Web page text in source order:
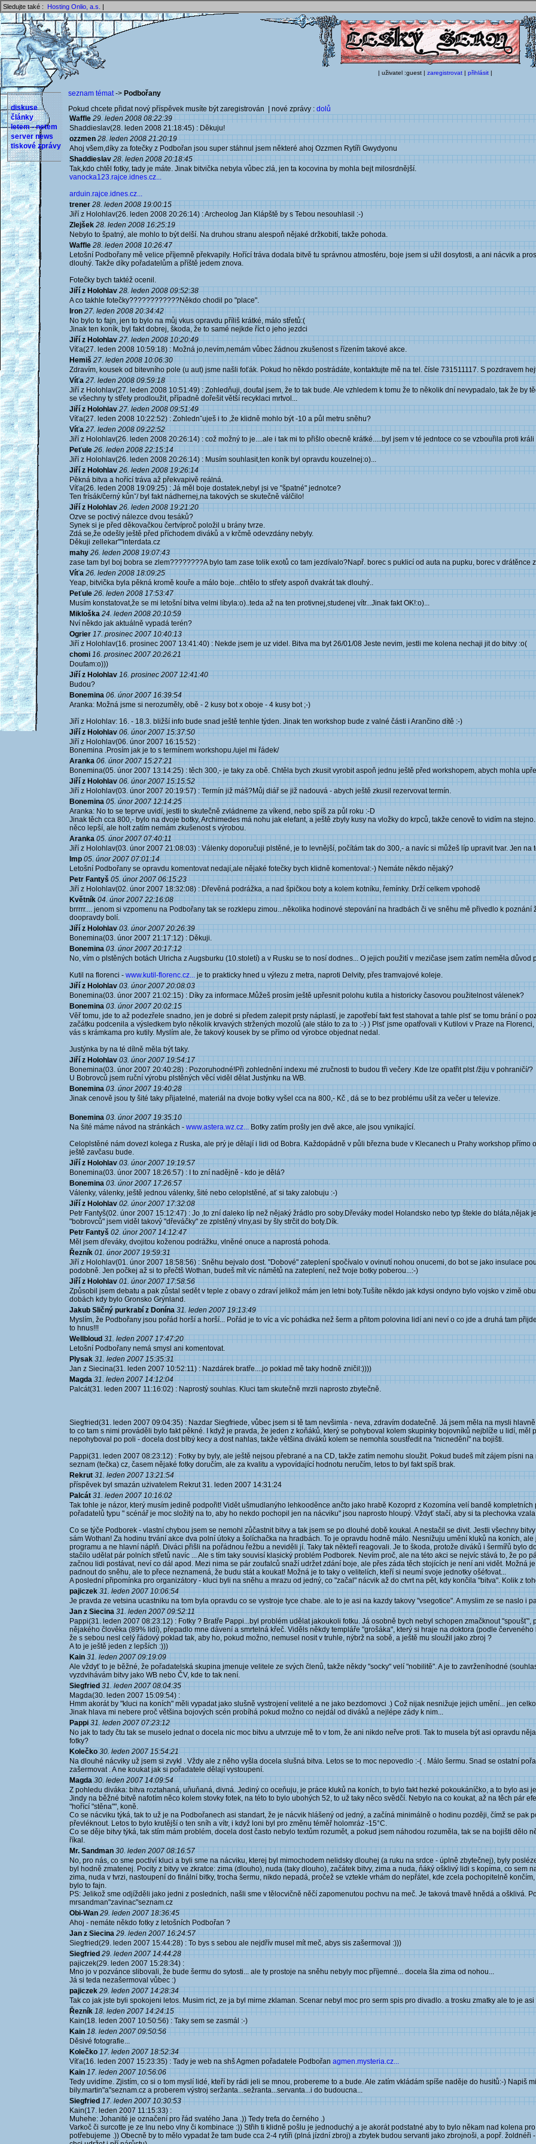
Sledujte také : Hosting Onlio, a.s. |
| uživatel :guest | zaregistrovat | přihlásit |
diskuse
články
letem - netem
server news
tiskové zprávy
seznam témat-> Podbořany
Pokud chcete přidat nový příspěvek musíte být zaregistrován | nové zprávy : dolů
Waffle 29. leden 2008 08:22:39
Shaddieslav(28. leden 2008 21:18:45) : Děkuju!
ozzmen 28. leden 2008 21:20:19
Ahoj všem,díky za fotečky z Podbořan jsou super stáhnul jsem některé ahoj Ozzmen Rytíři Gwydyonu
Shaddieslav 28. leden 2008 20:18:45
Tak,kdo chtěl fotky, tady je máte. Jinak bitvička nebyla vůbec zlá, jen ta kocovina by mohla bejt milosrdnější.
vanocka123.rajce.idnes.cz...
arduin.rajce.idnes.cz...
trener 28. leden 2008 19:00:15
Jiří z Holohlav(26. leden 2008 20:26:14) : Archeolog Jan Klápště by s Tebou nesouhlasil :-)
Zlejšek 28. leden 2008 16:25:19
Nebylo to špatný, ale mohlo to být delší. Na druhou stranu alespoň nějaké držkobití, takže pohoda.
Waffle 28. leden 2008 10:26:47
Letošní Podbořany mě velice příjemně překvapily. Hořící tráva dodala bitvě tu správnou atmosféru, boje jsem si užil dosytosti, a ani nácvik a
dlouhý. Takže díky pořadatelům a příště jedem znova.
Fotečky bych taktéž ocenil.
Jiří z Holohlav 28. leden 2008 09:52:38
A co takhle fotečky????????????Někdo chodil po "place".
Iron 27. leden 2008 20:34:42
No bylo to fajn, jen to bylo na můj vkus opravdu příliš krátké, málo střetů:(
Jinak ten koník, byl fakt dobrej, škoda, že to samé nejkde říct o jeho jezdci
Jiří z Holohlav 27. leden 2008 10:20:49
Víťa(27. leden 2008 10:59:18) : Možná jo,nevím,nemám vůbec žádnou zkušenost s řízením takové akce.
Hemiš 27. leden 2008 10:06:30
Zdravím, kousek od bitevního pole (u aut) jsme našli foťák. Pokud ho někdo postrádáte, kontaktujte mě na tel. čísle 731511117. S pozdravem
Víťa 27. leden 2008 09:59:18
Jiří z Holohlav(27. leden 2008 10:51:49) : Zohledňuji, doufal jsem, že to tak bude. Ale vzhledem k tomu že to několik dní nevypadalo, tak že by
se všechny ty střety prodloužit, případně dořešit větší recyklaci mrtvol...
Jiří z Holohlav 27. leden 2008 09:51:49
Víťa(27. leden 2008 10:22:52) : Zohlednˇuješ i to ,že klidně mohlo být -10 a půl metru sněhu?
Víťa 27. leden 2008 09:22:52
Jiří z Holohlav(26. leden 2008 20:26:14) : což možný to je....ale i tak mi to přišlo obecně krátké.....byl jsem v té jedntoce co se vzbouřila proti králi
Peťule 26. leden 2008 22:15:14
Jiří z Holohlav(26. leden 2008 20:26:14) : Musím souhlasit,ten koník byl opravdu kouzelnej:o)...
Jiří z Holohlav 26. leden 2008 19:26:14
Pěkná bitva a hořící tráva až překvapivě reálná.
Víťa(26. leden 2008 19:09:25) : Já měl boje dostatek,nebyl jsi ve "špatné" jednotce?
Ten frísák/černý kůnˇ/ byl fakt nádhernej,na takových se skutečně válčilo!
Jiří z Holohlav 26. leden 2008 19:21:20
Ozve se poctivý nálezce dvou tesáků?
Synek si je před děkovačkou čertvíproč položil u brány tvrze.
Zdá se,že odešly ještě před příchodem diváků a v krčmě odevzdány nebyly.
Děkuji zellekar""interdata.cz
mahy 26. leden 2008 19:07:43
zase tam byl boj bobra se zlem????????A bylo tam zase tolik exotů co tam jezdívalo?Např. borec s puklicí od auta na pupku, borec v drátěnce
Víťa 26. leden 2008 18:09:25
Yeap, bitvička byla pěkná kromě kouře a málo boje...chtělo to střety aspoň dvakrát tak dlouhý..
Peťule 26. leden 2008 17:53:47
Musím konstatovat,že se mi letošní bitva velmi líbyla:o)..teda až na ten protivnej,studenej vítr...Jinak fakt OK!:o)...
Mikloška 24. leden 2008 20:10:59
Nví někdo jak aktuálně vypadá terén?
Ogrier 17. prosinec 2007 10:40:13
Jiří z Holohlav(16. prosinec 2007 13:41:40) : Nekde jsem je uz videl. Bitva ma byt 26/01/08 Jeste nevim, jestli me kolena nechaji jit do bitvy :o(
chomi 16. prosinec 2007 20:26:21
Doufam:o)))
Jiří z Holohlav 16. prosinec 2007 12:41:40
Budou?
Bonemina 06. únor 2007 16:39:54
Aranka: Možná jsme si nerozuměly, obě - 2 kusy bot x oboje - 4 kusy bot ;-)
Jiří z Holohlav: 16. - 18.3. bližší info bude snad ještě tenhle týden. Jinak ten workshop bude z valné části i Arančino dítě :-)
Jiří z Holohlav 06. únor 2007 15:37:50
Jiří z Holohlav(06. únor 2007 16:15:52) :
Bonemina .Prosím jak je to s termínem workshopu./ujel mi řádek/
Aranka 06. únor 2007 15:27:21
Bonemina(05. únor 2007 13:14:25) : těch 300,- je taky za obě. Chtěla bych zkusit vyrobit aspoň jednu ještě před workshopem, abych mohla
Jiří z Holohlav 06. únor 2007 15:15:52
Jiří z Holohlav(03. únor 2007 20:19:57) : Termín již máš?Můj diář se již nadouvá - abych ještě zkusil rezervovat termín.
Bonemina 05. únor 2007 12:14:25
Aranka: No to se teprve uvidí, jestli to skutečně zvládneme za víkend, nebo spíš za půl roku :-D
Jinak těch cca 800,- bylo na dvoje botky, Archimedes má nohu jak elefant, a ještě zbyly kusy na vložky do krpců, takže cenově to vidím na
něco lepší, ale holt zatím nemám zkušenost s výrobou.
Aranka 05. únor 2007 07:40:11
Jiří z Holohlav(03. únor 2007 21:08:03) : Válenky doporučuji plstěné, je to levnější, počítám tak do 300,- a navíc si můžeš líp upravit tvar. Jen na
Imp 05. únor 2007 07:01:14
Letošní Podbořany se opravdu komentovat nedají,ale nějaké fotečky bych klidně komentoval:-) Nemáte někdo nějaký?
Petr Fantyš 05. únor 2007 06:15:23
Jiří z Holohlav(02. únor 2007 18:32:08) : Dřevěná podrážka, a nad špičkou boty a kolem kotníku, řemínky. Drží celkem vpohodě
Květník 04. únor 2007 22:16:08
brrrrr.... jenom si vzpomenu na Podbořany tak se rozklepu zimou...několika hodinové stepování na hradbách či ve sněhu mě přivedlo k poznání
doopravdy bolí.
Jiří z Holohlav 03. únor 2007 20:26:39
Bonemina(03. únor 2007 21:17:12) : Děkuji.
Bonemina 03. únor 2007 20:17:12
No, vím o plstěných botách Ulricha z Augsburku (10.století) a v Rusku se to nosí dodnes... O jejich použití v mezičase jsem zatím neměla důvod
Kutil na florenci - www.kutil-florenc.cz... je to prakticky hned u výlezu z metra, naproti Delvity, přes tramvajové koleje.
Jiří z Holohlav 03. únor 2007 20:08:03
Bonemina(03. únor 2007 21:02:15) : Díky za informace.Můžeš prosím ještě upřesnit polohu kutila a historicky časovou použitelnost válenek?
Bonemina 03. únor 2007 20:02:15
Věř tomu, jde to až podezřele snadno, jen je dobré si předem zalepit prsty náplastí, je zapotřebí fakt fest stahovat a tahle plsť se tomu brání o
začátku podcenila a výsledkem bylo několik krvavých stržených mozolů (ale stálo to za to :-) ) Plsť jsme opatřovali v Kutilovi v Praze na
vás s krámkama pro kutily. Myslím ale, že takový kousek by se přímo od výrobce objednat nedal.
Justýnka by na té dílně měla být taky.
Jiří z Holohlav 03. únor 2007 19:54:17
Bonemina(03. únor 2007 20:40:28) : Pozoruhodné!Při zohlednění indexu mé zručnosti to budou tři večery .Kde lze opatřit plst /žiju v pohraničí/?
U Bobrovců jsem ruční výrobu plstěných věcí viděl dělat Justýnku na WB.
Bonemina 03. únor 2007 19:40:28
Jinak cenově jsou ty šité taky přijatelné, materiál na dvoje botky vyšel cca na 800,- Kč , dá se to bez problému ušít za večer u televize.
Bonemina 03. únor 2007 19:35:10
Na šité máme návod na stránkách - www.astera.wz.cz... Botky zatím prošly jen dvě akce, ale jsou vynikající.
Celoplstěné nám dovezl kolega z Ruska, ale prý je dělají i lidi od Bobra. Každopádně v půli března bude v Klecanech u Prahy workshop přímo
ještě zavčasu bude.
Jiří z Holohlav 03. únor 2007 19:19:57
Bonemina(03. únor 2007 18:26:57) : I to zní nadějně - kdo je dělá?
Bonemina 03. únor 2007 17:26:57
Válenky, válenky, ještě jednou válenky, šité nebo celoplstěné, ať si taky zalobuju :-)
Jiří z Holohlav 02. únor 2007 17:32:08
Petr Fantyš(02. únor 2007 15:12:47) : Jo ,to zní daleko líp než nějaký žrádlo pro soby.Dřeváky model Holandsko nebo typ štekle do bláta,nějak
"bobrovců" jsem viděl takový "dřeváčky" ze zplstěný vlny,asi by šly strčit do boty.Dík.
Petr Fantyš 02. únor 2007 14:12:47
Měl jsem dřeváky, dvojitou koženou podrážku, vlněné onuce a naprostá pohoda.
Řezník 01. únor 2007 19:59:31
Jiří z Holohlav(01. únor 2007 18:58:56) : Sněhu bejvalo dost. "Dobové" zateplení spočívalo v ovinutí nohou onucemi, do bot se jako insulace
podobně. Jen počkej až si to přečtš Wothan, budeš mít víc námětů na zateplení, než tvoje botky poberou...:-)
Jiří z Holohlav 01. únor 2007 17:58:56
Způsobil jsem debatu a pak zůstal sedět v teple z obavy o zdraví jelikož mám jen letni boty.Tušíte někdo jak kdysi ondyno bylo vojsko v zimě
dobách kdy bylo Gronsko Grýnland.
Jakub Sličný purkrabí z Donína 31. leden 2007 19:13:49
Myslím, že Podbořany jsou pořád horší a horší... Pořád je to víc a víc pohádka než šerm a přitom polovina lidí ani neví o co jde a druhá tam
to hnus!!!
Wellbloud 31. leden 2007 17:47:20
Letošní Podbořany nemá smysl ani komentovat.
Plysak 31. leden 2007 15:35:31
Jan z Siecina(31. leden 2007 10:52:11) : Nazdárek bratře....jo poklad mě taky hodně zničil:))))
Magda 31. leden 2007 14:12:04
Palcát(31. leden 2007 11:16:02) : Naprostý souhlas. Kluci tam skutečně mrzli naprosto zbytečně.
Siegfried(31. leden 2007 09:04:35) : Nazdar Siegfriede, vůbec jsem si tě tam nevšimla - neva, zdravím dodatečně. Já jsem měla na mysli
to co tam s nimi prováděli bylo fakt pěkné. I když je pravda, že jeden z koňáků, který se pohyboval kolem skupinky bojovníků nejblíže u lidí, měl
nepohyboval po poli - docela dost blbý kecy a dost nahlas, takže většina diváků kolem se nemohla soustředit na "nicnedění" na bojišti.
Pappi(31. leden 2007 08:23:12) : Fotky by byly, ale ještě nejsou přebrané a na CD, takže zatím nemohu sloužit. Pokud budeš mít zájem písni
seznam (tečka) cz, časem nějaké fotky doručím, ale za kvalitu a vypovídající hodnotu neručím, letos to byl fakt spíš brak.
Rekrut 31. leden 2007 13:21:54
příspěvek byl smazán użivatelem Rekrut 31. leden 2007 14:31:24
Palcát 31. leden 2007 10:16:02
Tak tohle je názor, který musím jedině podpořit! Vidět ušmudlanýho lehkooděnce ančto jako hrabě Kozoprd z Kozomína velí bandě kompletních
pořadatelů typu " scénář je moc složitý na to, aby ho nekdo pochopil jen na nácviku" jsou naprosto hloupý. Vždyť stačí, aby si ta plechovka
Co se týče Podborek - vlastní chybou jsem se nemohl zůčastnit bitvy a tak jsem se po dlouhé době koukal. A nestačil se divit. Jestli všechny
sám Wothan! Za hodinu trvání akce dva polní útoky a šolíchačka na hradbách. To je opravdu hodně málo. Nesnižuju umění kluků na koních,
programu a ne hlavní náplň. Diváci přišli na pořádnou řežbu a neviděli jí. Taky tak někteří reagovali. Je to škoda, protože diváků i šermířů bylo
stačilo udělat pár polních střetů navíc ... Ale s tím taky souvisí klasický problém Podborek. Nevím proč, ale na této akci se nejvíc stává to, že po
začnou lidi postávat, neví co dál apod. Mezi nima se pár zoufalců snaží udržet zdání boje, ale přes záda těch stojících je není ani vidět. Možná
padnout do sněhu, ale to přece neznamená, že budu stát a koukat! Možná je to taky o velitelích, kteří si neumí svoje jednotky ošéfovat...
A poslední připomínka pro organizátory - kluci byli na sněhu a mrazu od jedný, co "začal" nácvik až do ctvrt na pět, kdy končila "bitva". Kolik z
pajiczek 31. leden 2007 10:06:54
Je pravda ze vetsina ucastniku na tom byla opravdu co se vystroje tyce chabe. ale to je asi na kazdy takovy "vsegotice". A myslim ze se naslo i
Jan z Siecina 31. leden 2007 09:52:11
Pappi(31. leden 2007 08:23:12) : Fotky ? Bratře Pappi...byl problém udělat jakoukoli fotku. Já osobně bych nebyl schopen zmačknout "spoušť",
nějakého člověka (89% lidí), přepadlo mne dávení a smrtelná křeč. Viděls někdy templáře "grošáka", který si hraje na doktora (podle
že s sebou nesl celý řádový poklad tak, aby ho, pokud možno, nemusel nosit v truhle, nýbrž na sobě, a ještě mu sloužil jako zbroj ?
A to je ještě jeden z lepších :)))
Kain 31. leden 2007 09:19:09
Ale vždyť to je běžné, že pořadatelská skupina jmenuje velitele ze svých členů, takže někdy "socky" velí "nobilitě". A je to zavrženíhodné
vyzdvihávám bitvy jako WB nebo ČV, kde to tak není.
Siegfried 31. leden 2007 08:04:35
Magda(30. leden 2007 15:09:54) :
Hmm akorát by "kluci na koních" měli vypadat jako slušně vystrojení velitelé a ne jako bezdomovci .) Což nijak nesnižuje jejich umění... jen
Jinak hlava mi nebere proč většina bojových scén probíhá pokud možno co nejdál od diváků a nejlépe zády k nim...
Pappi 31. leden 2007 07:23:12
No jak to tady čtu tak se muselo jednat o docela nic moc bitvu a utvrzuje mě to v tom, že ani nikdo neřve proti. Tak to musela být asi opravdu
fotky?
Kolečko 30. leden 2007 15:54:21
Na dlouhé nácviky už jsem si zvykl . Vždy ale z něho vyšla docela slušná bitva. Letos se to moc nepovedlo :-( . Málo šermu. Snad se ostatní
zašermovat . A ne koukat jak si pořadatele dělají vystoupení.
Magda 30. leden 2007 14:09:54
Z pohledu diváka: bitva roztahaná, uňuňaná, divná. Jediný co oceňuju, je práce kluků na koních, to bylo fakt hezké pokoukáníčko, a to bylo asi
Jindy na běžné bitvě nafotím něco kolem stovky fotek, na této to bylo ubohých 52, to už taky něco svědčí. Nebylo na co koukat, až na těch pár
"hořící "stěna"", koně.
Co se nácviku týká, tak to už je na Podbořanech asi standart, že je nácvik hlášený od jedný, a začíná minimálně o hodinu později, čímž se pak
převléknout. Letos to bylo krutější o ten sníh a vítr, i když loni byl pro změnu téměř holomráz -15°C.
Co se děje bitvy týká, tak stím mám problém, docela dost často nebylo textům rozumět, a pokud jsem náhodou rozuměla, tak se na bojišti dělo
říkal.
Mr. Sandman 30. leden 2007 08:16:57
No, pro nás, co sme poctiví kluci a byli sme na nácviku, kterej byl mimochodem nelidsky dlouhej (a ruku na srdce - úplně zbytečnej), byly
byl hodně zmatenej. Pocity z bitvy ve zkratce: zima (dlouho), nuda (taky dlouho), začátek bitvy, zima a nuda, ňáký ošklivý lidi s kopíma, co sem
zima, nuda v tvrzi, nastoupení do finální bitky, trocha šermu, nikdo nepadá, pročež se vztekle vrhám do nepřátel, kde zcela pochopitelně
bylo to fajn.
PS: Jelikož sme odjížděli jako jedni z posledních, našli sme v tělocvičně něčí zapomenutou pochvu na meč. Je taková tmavě hnědá a ošklivá.
mrsandman"zavinac"seznam.cz
Obi-Wan 29. leden 2007 18:36:45
Ahoj - nemáte někdo fotky z letošních Podbořan ?
Jan z Siecina 29. leden 2007 16:24:57
Siegfried(29. leden 2007 15:44:28) : To bys s sebou ale nejdřív musel mít meč, abys sis zašermoval :)))
Siegfried 29. leden 2007 14:44:28
pajiczek(29. leden 2007 15:28:34) :
Mno jo v pozvánce slibovali, že bude šermu do sytosti... ale ty prostoje na sněhu nebyly moc příjemné... docela šla zima od nohou...
Já si teda nezašermoval vůbec :)
pajiczek 29. leden 2007 14:28:34
Tak co jak jste byli spokojeni letos. Musim rict, ze ja byl mirne zklaman. Scenar nebyl moc pro serm spis pro divadlo. a trosku zmatky ale to je asi
Řezník 18. leden 2007 14:24:15
Kain(18. leden 2007 10:50:56) : Taky sem se zasmál :-)
Kain 18. leden 2007 09:50:56
Děsivé fotografie...
Kolečko 17. leden 2007 18:52:34
Víťa(16. leden 2007 15:23:35) : Tady je web na shš Agmen pořadatele Podbořan agmen.mysteria.cz...
Kain 17. leden 2007 10:56:06
Tedy uvidíme. Zjistím, co si o tom myslí lidé, kteří by rádi jeli se mnou, probereme to a bude. Ale zatím vkládám spíše naděje do husitů:-) Napiš
bily.martin"a"seznam.cz a proberem výstroj seržanta...sežranta...servanta...i do budoucna...
Siegfried 17. leden 2007 10:30:53
Kain(17. leden 2007 11:15:33) :
Muhehe: Johanité je označení pro řád svatého Jana .)) Tedy trefa do černého .)
Varkoč či surcotte je ze lnu nebo vlny či kombinace :)) Střih ti klidně pošlu je jednoduchý a je akorát podstatné aby to bylo někam nad kolena
potřebujeme .)) Obecně by to mělo vypadat že tam bude cca 2-4 rytíři (plná jízdní zbroj) a zbytek budou servanti jako zbrojnoši, a popř. žoldnéři